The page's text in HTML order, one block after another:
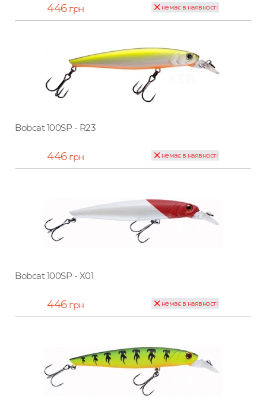
446грн немає в наявності
Bobcat 100SP - R23
446грн немає в наявності
Bobcat 100SP - X01
446грн немає в наявності